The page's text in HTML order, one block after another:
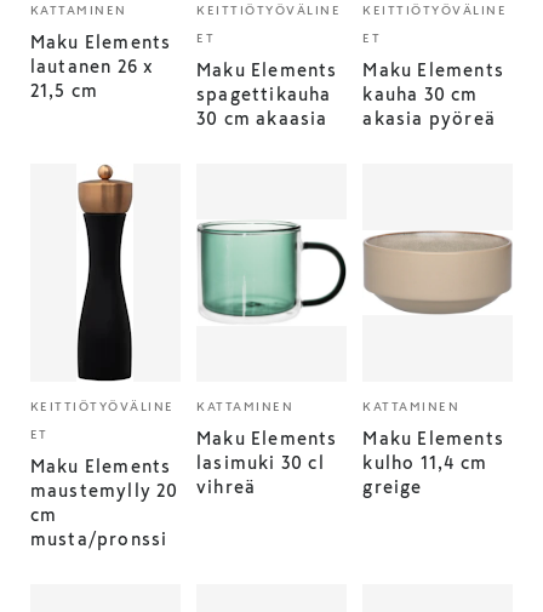
KATTAMINEN
Maku Elements
lautanen 26 x
21,5 cm
KEITTIÖTYÖVÄLINE
ET
Maku Elements
spagettikauha
30 cm akaasia
KEITTIÖTYÖVÄLINE
ET
Maku Elements
kauha 30 cm
akasia pyöreä
KEITTIÖTYÖVÄLINE
ET
Maku Elements
maustemylly 20
cm
musta/pronssi
KATTAMINEN
Maku Elements
lasimuki 30 cl
vihreä
KATTAMINEN
Maku Elements
kulho 11,4 cm
greige